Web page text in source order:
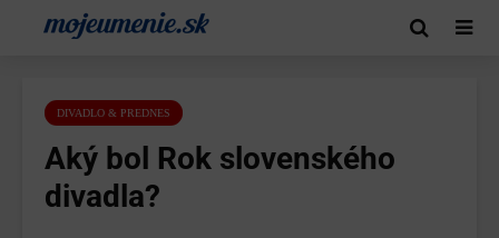
DIVADLO & PREDNES
Aký bol Rok slovenského
divadla?